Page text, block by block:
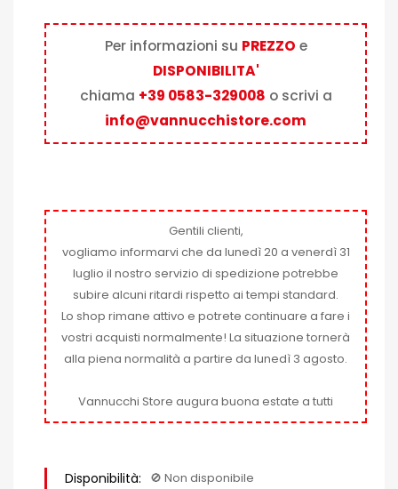
Per informazioni su PREZZO e
DISPONIBILITA'
chiama +39 0583-329008 o scrivi a
info@vannucchistore.com
Gentili clienti,
vogliamo informarvi che da lunedì 20 a venerdì 31
luglio il nostro servizio di spedizione potrebbe
subire alcuni ritardi rispetto ai tempi standard.
Lo shop rimane attivo e potrete continuare a fare i
vostri acquisti normalmente! La situazione tornerà
alla piena normalità a partire da lunedì 3 agosto.
Vannucchi Store augura buona estate a tutti
Disponibilità: 🚫​ Non disponibile